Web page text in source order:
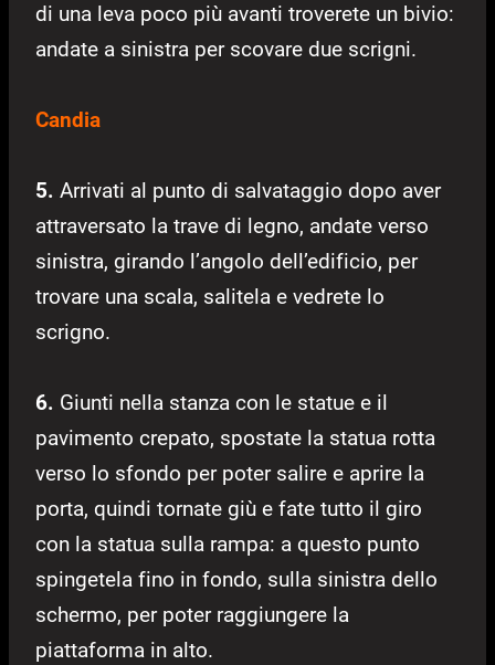
di una leva poco più avanti troverete un bivio:
andate a sinistra per scovare due scrigni.
Candia
5. Arrivati al punto di salvataggio dopo aver
attraversato la trave di legno, andate verso
sinistra, girando l’angolo dell’edificio, per
trovare una scala, salitela e vedrete lo
scrigno.
6. Giunti nella stanza con le statue e il
pavimento crepato, spostate la statua rotta
verso lo sfondo per poter salire e aprire la
porta, quindi tornate giù e fate tutto il giro
con la statua sulla rampa: a questo punto
spingetela fino in fondo, sulla sinistra dello
schermo, per poter raggiungere la
piattaforma in alto.